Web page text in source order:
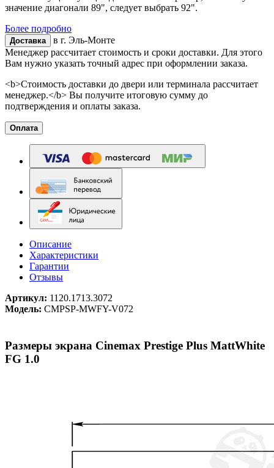
значение диагонали 89", следует выбрать 92".
Более подробно
Доставка в г. Эль-Монте
Менеджер рассчитает стоимость и сроки доставки. Для этого
Вам нужно указать точный адрес при оформлении заказа.
<b>Стоимость доставки до двери или терминала рассчитает
менеджер.</b> Вы получите итоговую сумму до
подтверждения и оплаты заказа.
Оплата
Описание
Характеристики
Гарантии
Отзывы
Артикул: 1120.1713.3072
Модель: CMPSP-MWFY-V072
Размеры экрана Cinemax Prestige Plus MattWhite
FG 1.0